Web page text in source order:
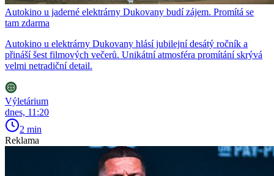
Autokino u jaderné elektrárny Dukovany budí zájem. Promítá se
tam zdarma
Autokino u elektrárny Dukovany hlásí jubilejní desátý ročník a
přináší šest filmových večerů. Unikátní atmosféra promítání skrývá
velmi netradiční detail.
Výletárium
dnes, 11:20
2 min
Reklama